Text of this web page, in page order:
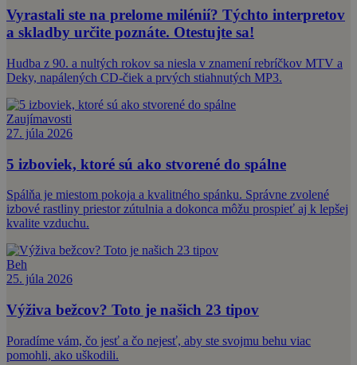
Vyrastali ste na prelome milénií? Týchto interpretov
a skladby určite poznáte. Otestujte sa!
Hudba z 90. a nultých rokov sa niesla v znamení rebríčkov MTV a
Deky, napálených CD-čiek a prvých stiahnutých MP3.
Zaujímavosti
27. júla 2026
5 izboviek, ktoré sú ako stvorené do spálne
Spálňa je miestom pokoja a kvalitného spánku. Správne zvolené
izbové rastliny priestor zútulnia a dokonca môžu prospieť aj k lepšej
kvalite vzduchu.
Beh
25. júla 2026
Výživa bežcov? Toto je našich 23 tipov
Poradíme vám, čo jesť a čo nejesť, aby ste svojmu behu viac
pomohli, ako uškodili.